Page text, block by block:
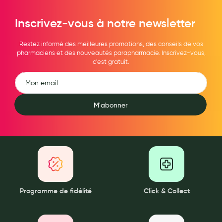
Pour Homme
Crème solaire - Visage et corps
Préservatifs - Gels lubrifiants
Accessoires, coutellerie, brosserie
Bouillottes
Mon bébé
Soins bébé
Inscrivez-vous à notre newsletter
Restez informé des meilleures promotions, des conseils de vos
pharmaciens et des nouveautés parapharmacie. Inscrivez-vous,
c'est gratuit.
M'abonner
Programme de fidélité Click & Collect